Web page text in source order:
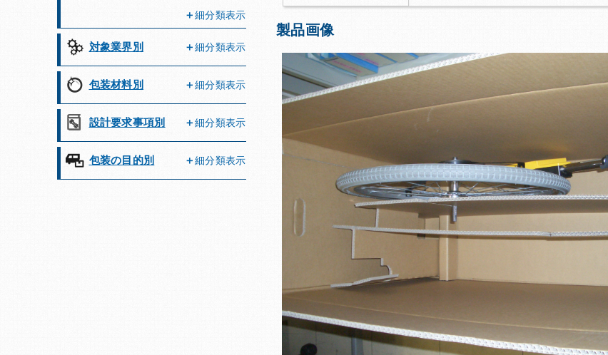
製品画像
細分類表示
対象業界別 細分類表示
包装材料別 細分類表示
設計要求事項別 細分類表示
包装の目的別 細分類表示